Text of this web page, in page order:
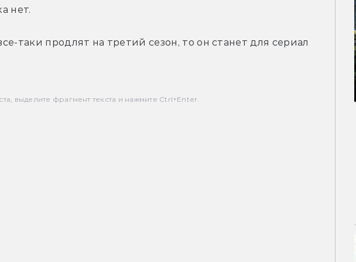
нет.
таки продлят на третий сезон, то он станет для сериал
выделите фрагмент текста и нажмите Ctrl+Enter.